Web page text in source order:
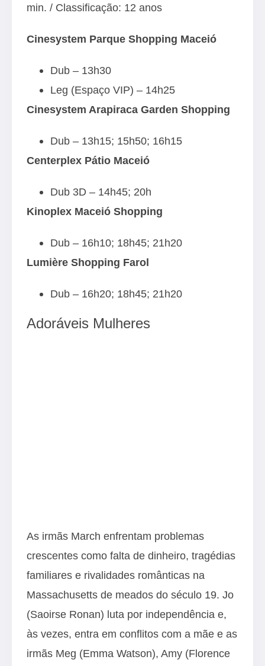
min. / Classificação: 12 anos
Cinesystem Parque Shopping Maceió
Dub – 13h30
Leg (Espaço VIP) – 14h25
Cinesystem Arapiraca Garden Shopping
Dub – 13h15; 15h50; 16h15
Centerplex Pátio Maceió
Dub 3D – 14h45; 20h
Kinoplex Maceió Shopping
Dub – 16h10; 18h45; 21h20
Lumière Shopping Farol
Dub – 16h20; 18h45; 21h20
Adoráveis Mulheres
As irmãs March enfrentam problemas
crescentes como falta de dinheiro, tragédias
familiares e rivalidades românticas na
Massachusetts de meados do século 19. Jo
(Saoirse Ronan) luta por independência e,
às vezes, entra em conflitos com a mãe e as
irmãs Meg (Emma Watson), Amy (Florence